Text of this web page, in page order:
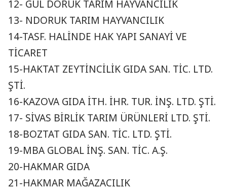
12- GÜL DORUK TARIM HAYVANCILIK
13- NDORUK TARIM HAYVANCILIK
14-TASF. HALİNDE HAK YAPI SANAYİ VE
TİCARET
15-HAKTAT ZEYTİNCİLİK GIDA SAN. TİC. LTD.
ŞTİ.
16-KAZOVA GIDA İTH. İHR. TUR. İNŞ. LTD. ŞTİ.
17- SİVAS BİRLİK TARIM ÜRÜNLERİ LTD. ŞTİ.
18-BOZTAT GIDA SAN. TİC. LTD. ŞTİ.
19-MBA GLOBAL İNŞ. SAN. TİC. A.Ş.
20-HAKMAR GIDA
21-HAKMAR MAĞAZACILIK